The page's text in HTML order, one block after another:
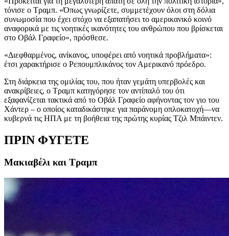
τόνισε ο Τραμπ. «Όπως γνωρίζετε, συμμετέχουν όλοι στη δόλια
συνωμοσία που έχει στόχο να εξαπατήσει το αμερικανικό κοινό
αναφορικά με τις νοητικές ικανότητες του ανθρώπου που βρίσκεται
στο Οβάλ Γραφείο», πρόσθεσε.
«Διεφθαρμένος, ανίκανος, υποφέρει από νοητικά προβλήματα»:
έτσι χαρακτήρισε ο Ρεπουμπλικάνος τον Αμερικανό πρόεδρο.
Στη διάρκεια της ομιλίας του, που ήταν γεμάτη υπερβολές και
ανακρίβειες, ο Τραμπ κατηγόρησε τον αντίπαλό του ότι
εξαφανίζεται τακτικά από το Οβάλ Γραφείο αφήνοντας τον γιο του
Χάντερ – ο οποίος καταδικάστηκε για παράνομη οπλοκατοχή—να
κυβερνά τις ΗΠΑ με τη βοήθεια της πρώτης κυρίας Τζιλ Μπάιντεν.
ΠΡΙΝ ΦΥΓΕΤΕ
Μακιαβέλι και Τραμπ